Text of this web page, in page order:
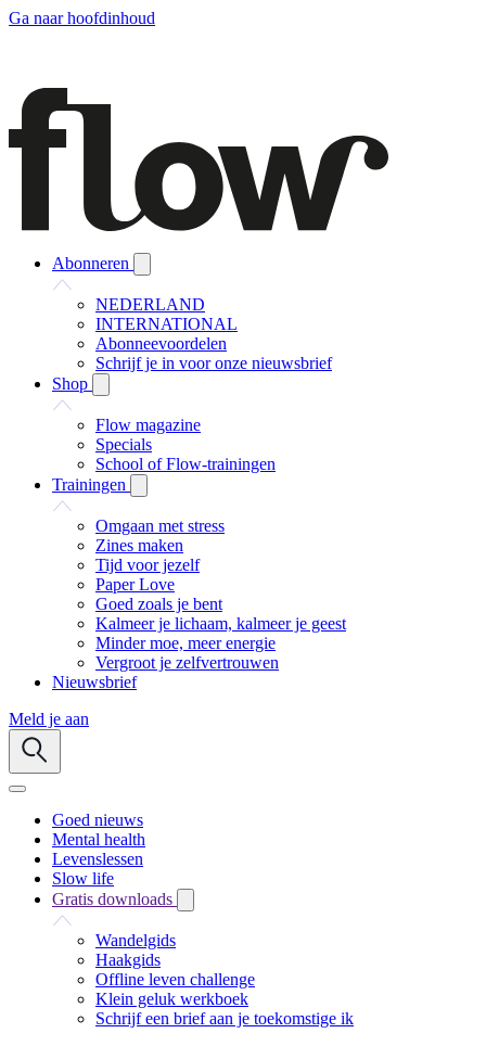
Ga naar hoofdinhoud
Abonneren
NEDERLAND
INTERNATIONAL
Abonneevoordelen
Schrijf je in voor onze nieuwsbrief
Shop
Flow magazine
Specials
School of Flow-trainingen
Trainingen
Omgaan met stress
Zines maken
Tijd voor jezelf
Paper Love
Goed zoals je bent
Kalmeer je lichaam, kalmeer je geest
Minder moe, meer energie
Vergroot je zelfvertrouwen
Nieuwsbrief
Meld je aan
Goed nieuws
Mental health
Levenslessen
Slow life
Gratis downloads
Wandelgids
Haakgids
Offline leven challenge
Klein geluk werkboek
Schrijf een brief aan je toekomstige ik